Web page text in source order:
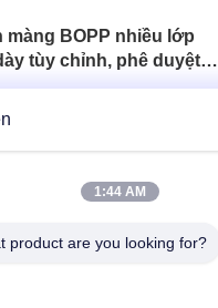
màng BOPP nhiều lớp
tùy chỉnh, phê duyệt
được giá tốt nhất
1:44 AM
product are you looking for?